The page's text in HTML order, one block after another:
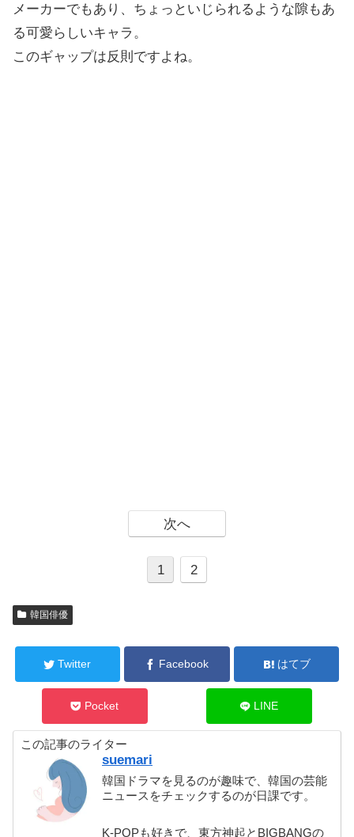
メーカーでもあり、ちょっといじられるような隙もあ
る可愛らしいキャラ。
このギャップは反則ですよね。
次へ
1 2
韓国俳優
Twitter Facebook はてブ
Pocket LINE
この記事のライター
suemari
韓国ドラマを見るのが趣味で、韓国の芸能
ニュースをチェックするのが日課です。
K-POPも好きで、東方神起とBIGBANGの